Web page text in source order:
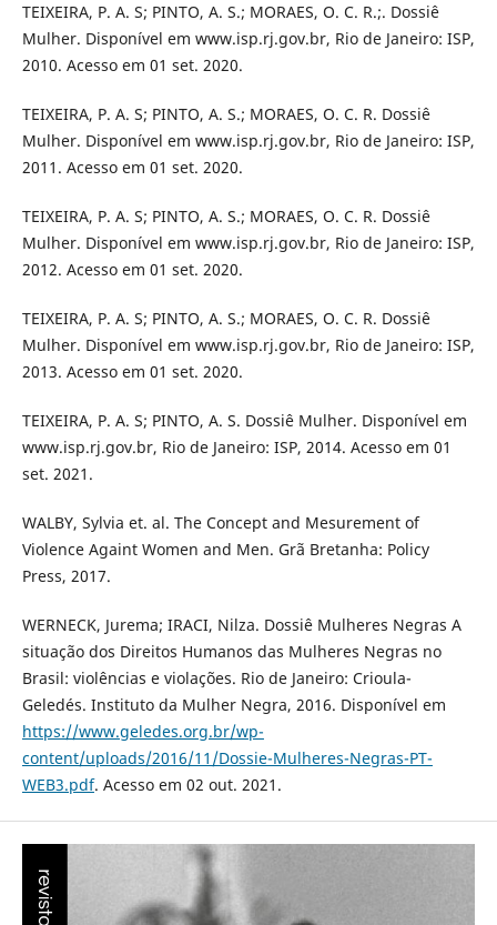
TEIXEIRA, P. A. S; PINTO, A. S.; MORAES, O. C. R.;. Dossiê
Mulher. Disponível em www.isp.rj.gov.br, Rio de Janeiro: ISP,
2010. Acesso em 01 set. 2020.
TEIXEIRA, P. A. S; PINTO, A. S.; MORAES, O. C. R. Dossiê
Mulher. Disponível em www.isp.rj.gov.br, Rio de Janeiro: ISP,
2011. Acesso em 01 set. 2020.
TEIXEIRA, P. A. S; PINTO, A. S.; MORAES, O. C. R. Dossiê
Mulher. Disponível em www.isp.rj.gov.br, Rio de Janeiro: ISP,
2012. Acesso em 01 set. 2020.
TEIXEIRA, P. A. S; PINTO, A. S.; MORAES, O. C. R. Dossiê
Mulher. Disponível em www.isp.rj.gov.br, Rio de Janeiro: ISP,
2013. Acesso em 01 set. 2020.
TEIXEIRA, P. A. S; PINTO, A. S. Dossiê Mulher. Disponível em
www.isp.rj.gov.br, Rio de Janeiro: ISP, 2014. Acesso em 01
set. 2021.
WALBY, Sylvia et. al. The Concept and Mesurement of
Violence Againt Women and Men. Grã Bretanha: Policy
Press, 2017.
WERNECK, Jurema; IRACI, Nilza. Dossiê Mulheres Negras A
situação dos Direitos Humanos das Mulheres Negras no
Brasil: violências e violações. Rio de Janeiro: Crioula-
Geledés. Instituto da Mulher Negra, 2016. Disponível em
https://www.geledes.org.br/wp-
content/uploads/2016/11/Dossie-Mulheres-Negras-PT-
WEB3.pdf. Acesso em 02 out. 2021.